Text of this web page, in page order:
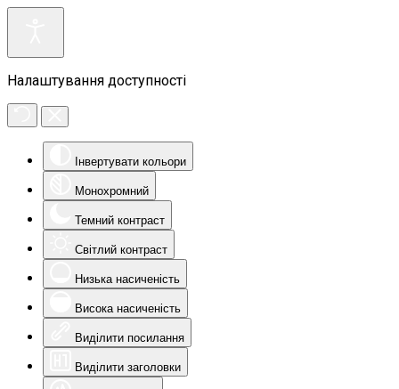
Налаштування доступності
Інвертувати кольори
Монохромний
Темний контраст
Світлий контраст
Низька насиченість
Висока насиченість
Виділити посилання
Виділити заголовки